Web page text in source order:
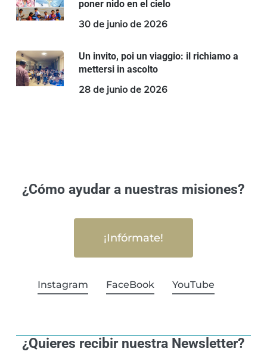
poner nido en el cielo
30 de junio de 2026
Un invito, poi un viaggio: il richiamo a
mettersi in ascolto
28 de junio de 2026
¿Cómo ayudar a nuestras misiones?
¡Infórmate!
Instagram FaceBook YouTube
¿Quieres recibir nuestra Newsletter?